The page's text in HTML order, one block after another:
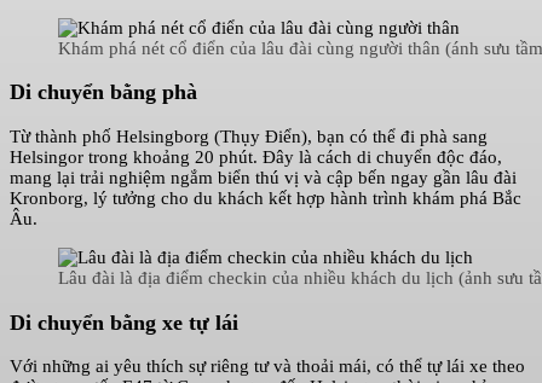
Khám phá nét cổ điển của lâu đài cùng người thân (ánh sưu
Di chuyển bằng phà
Từ thành phố Helsingborg (Thụy Điển), bạn có thể đi phà sang
Helsingor trong khoảng 20 phút. Đây là cách di chuyển độc đáo,
mang lại trải nghiệm ngắm biển thú vị và cập bến ngay gần lâu đài
Kronborg, lý tưởng cho du khách kết hợp hành trình khám phá Bắc
Âu.
Lâu đài là địa điểm checkin của nhiều khách du lịch (ảnh sưu
Di chuyển bằng xe tự lái
Với những ai yêu thích sự riêng tư và thoải mái, có thể tự lái xe theo